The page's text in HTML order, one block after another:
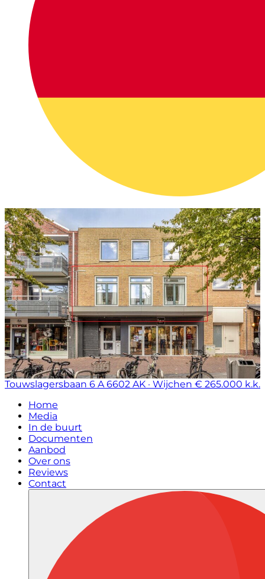
Touwslagersbaan 6 A 6602 AK · Wijchen € 265.000 k.k.
Home
Media
In de buurt
Documenten
Aanbod
Over ons
Reviews
Contact